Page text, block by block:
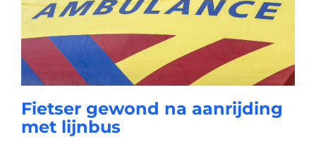
Fietser gewond na aanrijding
met lijnbus